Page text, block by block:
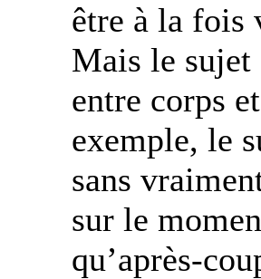
être à la fois
Mais le sujet
entre corps
exemple, le
sans
sur le
qu’après-